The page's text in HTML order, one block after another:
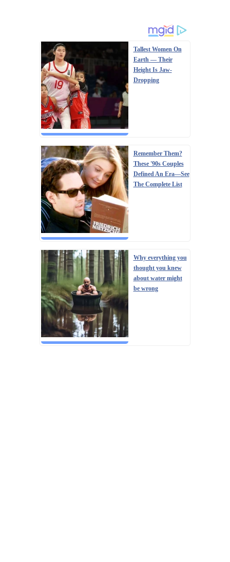
Tallest Women On
Earth — Their
Height Is Jaw-
Dropping
Remember Them?
These '90s Couples
Defined An Era—See
The Complete List
Why everything you
thought you knew
about water might
be wrong